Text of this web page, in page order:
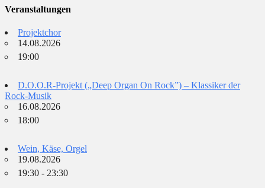
Veranstaltungen
Projektchor
14.08.2026
19:00
D.O.O.R-Projekt („Deep Organ On Rock”) – Klassiker der
Rock-Musik
16.08.2026
18:00
Wein, Käse, Orgel
19.08.2026
19:30 - 23:30